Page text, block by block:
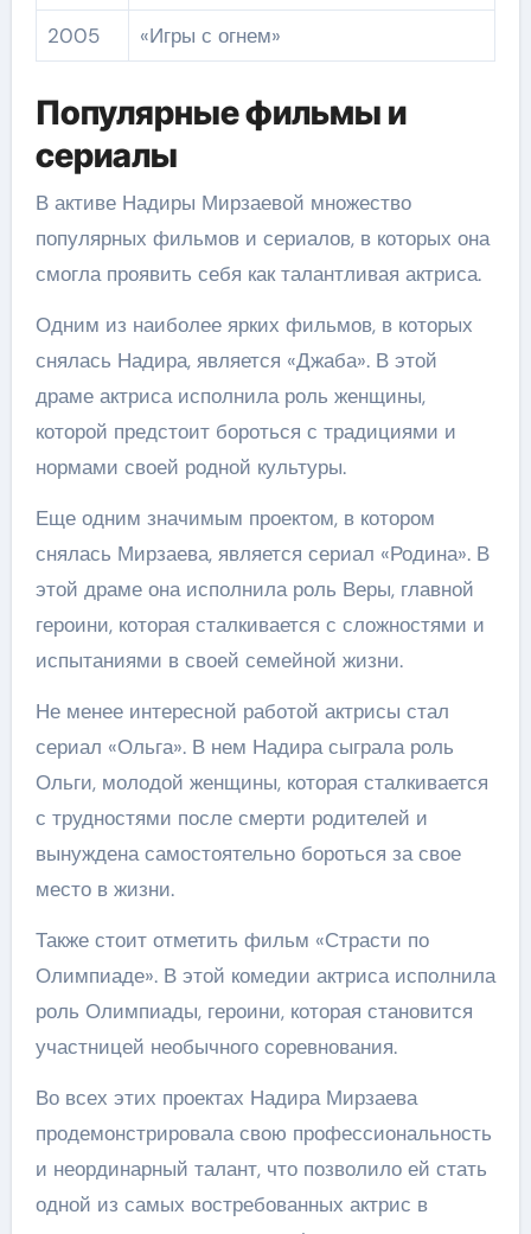
2005 «Игры с огнем»
Популярные фильмы и
сериалы
В активе Надиры Мирзаевой множество
популярных фильмов и сериалов, в которых она
смогла проявить себя как талантливая актриса.
Одним из наиболее ярких фильмов, в которых
снялась Надира, является «Джаба». В этой
драме актриса исполнила роль женщины,
которой предстоит бороться с традициями и
нормами своей родной культуры.
Еще одним значимым проектом, в котором
снялась Мирзаева, является сериал «Родина». В
этой драме она исполнила роль Веры, главной
героини, которая сталкивается с сложностями и
испытаниями в своей семейной жизни.
Не менее интересной работой актрисы стал
сериал «Ольга». В нем Надира сыграла роль
Ольги, молодой женщины, которая сталкивается
с трудностями после смерти родителей и
вынуждена самостоятельно бороться за свое
место в жизни.
Также стоит отметить фильм «Страсти по
Олимпиаде». В этой комедии актриса исполнила
роль Олимпиады, героини, которая становится
участницей необычного соревнования.
Во всех этих проектах Надира Мирзаева
продемонстрировала свою профессиональность
и неординарный талант, что позволило ей стать
одной из самых востребованных актрис в